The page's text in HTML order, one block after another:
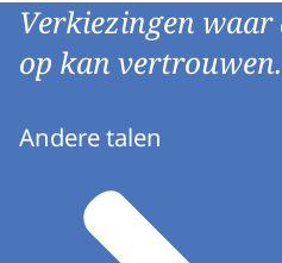
Verkiezingen waar
op kan vertrouwen.
Andere talen